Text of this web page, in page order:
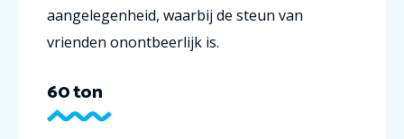
aangelegenheid, waarbij de steun van
vrienden onontbeerlijk is.
60 ton